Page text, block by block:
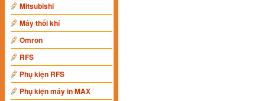
Mitsubishi
Máy thổi khí
Omron
RFS
Phụ kiện RFS
Phụ kiện máy in MAX